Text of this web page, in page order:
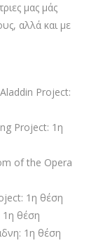
μας μάς
αλλά και με
Project:
Project: 1η
of the Opera
1η θέση
1η θέση
1η θέση